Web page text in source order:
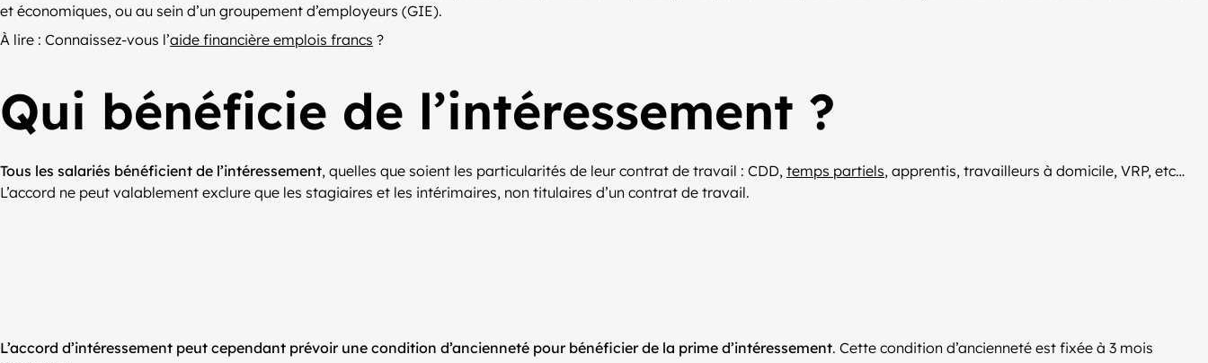
et économiques, ou au sein d’un groupement d’employeurs (GIE).
À lire : Connaissez-vous l’aide financière emplois francs ?
Qui bénéficie de l’intéressement ?
Tous les salariés bénéficient de l’intéressement, quelles que soient les particularités de leur contrat de travail : CDD, temps partiels, apprentis, travailleurs à domicile, VRP, etc…
L’accord ne peut valablement exclure que les stagiaires et les intérimaires, non titulaires d’un contrat de travail.
L’accord d’intéressement peut cependant prévoir une condition d’ancienneté pour bénéficier de la prime d’intéressement. Cette condition d’ancienneté est fixée à 3 mois